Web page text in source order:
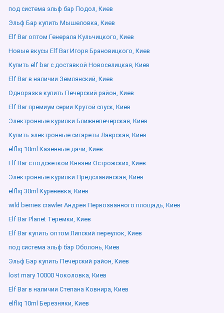
под система эльф бар Подол, Киев
Эльф Бар купить Мышеловка, Киев
Elf Bar оптом Генерала Кульчицкого, Киев
Новые вкусы Elf Bar Игоря Брановицкого, Киев
Купить elf bar с доставкой Новоселицкая, Киев
Elf Bar в наличии Землянский, Киев
Одноразка купить Печерский район, Киев
Elf Bar премиум серии Крутой спуск, Киев
Электронные курилки Ближнепечерская, Киев
Купить электронные сигареты Лаврская, Киев
elfliq 10ml Казённые дачи, Киев
Elf Bar с подсветкой Князей Острожских, Киев
Электронные курилки Предславинская, Киев
elfliq 30ml Куреневка, Киев
wild berries crawler Андрея Первозванного площадь, Киев
Elf Bar Planet Теремки, Киев
Elf Bar купить оптом Липский переулок, Киев
под система эльф бар Оболонь, Киев
Эльф Бар купить Печерский район, Киев
lost mary 10000 Чоколовка, Киев
Elf Bar в наличии Степана Ковнира, Киев
elfliq 10ml Березняки, Киев